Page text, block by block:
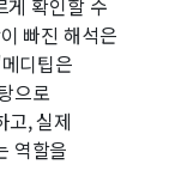
게 확인할 수
빠진 해석은
디팁은
으로
고, 실제
역할을